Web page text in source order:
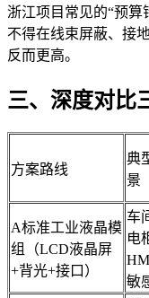
浙江项目常见的“预
不得在线束屏蔽、接
反而更高。
三、深度对比
方案路线
典
景
A标准工业液晶模
组（LCD液晶屏
+背光+接口）
车
电
敏